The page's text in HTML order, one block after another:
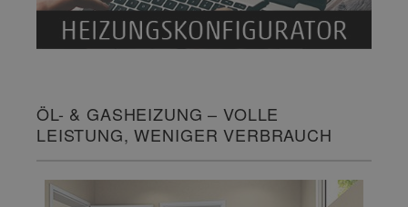
ÖL- & GASHEIZUNG – VOLLE
LEISTUNG, WENIGER VERBRAUCH